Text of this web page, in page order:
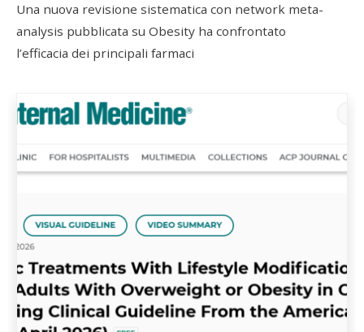
Una nuova revisione sistematica con network meta-
analysis pubblicata su Obesity ha confrontato
l’efficacia dei principali farmaci